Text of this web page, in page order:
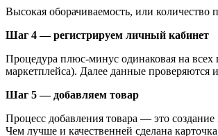
Высокая оборачиваемость, или количество
Шаг 4 — регистрируем личный кабинет
Процедура плюс-минус одинаковая на
маркетплейса). Далее данные проверяются
Шаг 5 — добавляем товар
Процесс добавления товара — это
Чем лучше и качественней сделана